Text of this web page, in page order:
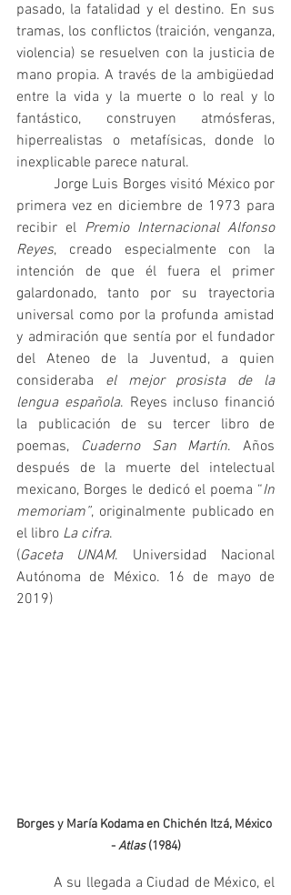
pasado, la fatalidad y el destino. En sus
tramas, los conflictos (traición, venganza,
violencia) se resuelven con la justicia de
mano propia. A través de la ambigüedad
entre la vida y la muerte o lo real y lo
fantástico, construyen atmósferas,
hiperrealistas o metafísicas, donde lo
inexplicable parece natural.
primera vez en diciembre de 1973 para
recibir el Premio Internacional Alfonso
Reyes, creado especialmente con la
intención de que él fuera el primer
galardonado, tanto por su trayectoria
universal como por la profunda amistad
y admiración que sentía por el fundador
del Ateneo de la Juventud, a quien
consideraba el mejor prosista de la
lengua española. Reyes incluso financió
la publicación de su tercer libro de
poemas,
Cuaderno San Martín. Años
después de la muerte del intelectual
mexicano, Borges le dedicó el poema “In
memoriam”, originalmente publicado en
el libro La cifra.
(Gaceta UNAM. Universidad Nacional
Autónoma de México. 16 de mayo de
2019)
Borges y María Kodama en Chichén Itzá, México
- Atlas (1984)